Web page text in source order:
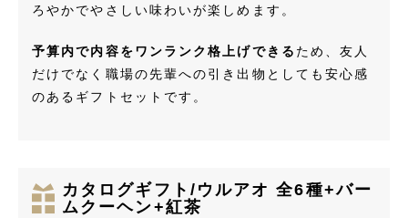
ろやかでやさしい味わいが楽しめます。
予算内で内容をワンランク格上げできる ため、友人
だけでなく職場の先輩への引き出物としても安心感
のあるギフトセットです。
カタログギフト/ウルアオ 全6種+バー
ムクーヘン+紅茶